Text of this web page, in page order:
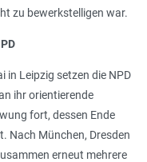
zu bewerkstelligen war.
in Leipzig setzen die NPD
ihr orientierende
fort, dessen Ende
Nach München, Dresden
erneut mehrere